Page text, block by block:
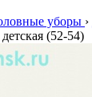
уборы ›
(52-54)